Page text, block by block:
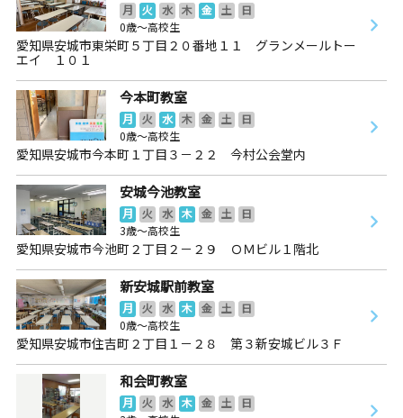
月 火 水 木 金 土
日
0歳～高校生
愛知県安城市東栄町５丁目２０番地１１ グランメールトー
エイ １０１
今本町教室
月 火 水 木 金 土
日
0歳～高校生
愛知県安城市今本町１丁目３－２２ 今村公会堂内
安城今池教室
月 火 水 木 金 土
日
3歳～高校生
愛知県安城市今池町２丁目２－２９ ＯＭビル１階北
新安城駅前教室
月 火 水 木 金 土
日
0歳～高校生
愛知県安城市住吉町２丁目１－２８ 第３新安城ビル３Ｆ
和会町教室
月 火 水 木 金 土
日